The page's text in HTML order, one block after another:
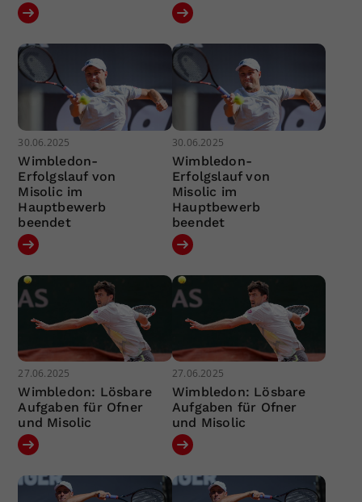
30.06.2025
Wimbledon-
Erfolgslauf von
Misolic im
Hauptbewerb
beendet
30.06.2025
Wimbledon-
Erfolgslauf von
Misolic im
Hauptbewerb
beendet
27.06.2025
Wimbledon: Lösbare
Aufgaben für Ofner
und Misolic
27.06.2025
Wimbledon: Lösbare
Aufgaben für Ofner
und Misolic